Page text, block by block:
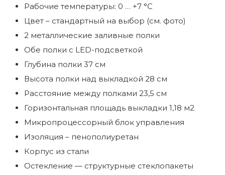
Рабочие температуры: 0 … +7 °C
Цвет – стандартный на выбор (см. фото)
2 металлические заливные полки
Обе полки с LED-подсветкой
Глубина полки 37 см
Высота полки над выкладкой 28 см
Расстояние между полками 23,5 см
Горизонтальная площадь выкладки 1,18 м2
Микропроцессорный блок управления
Изоляция – пенополиуретан
Корпус из стали
Остекление — структурные стеклопакеты